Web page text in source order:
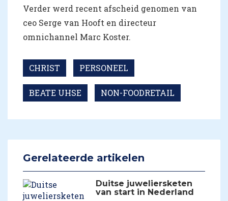
Verder werd recent afscheid genomen van
ceo Serge van Hooft en directeur
omnichannel Marc Koster.
CHRIST PERSONEEL
BEATE UHSE NON-FOODRETAIL
Gerelateerde artikelen
​Duitse juweliersketen
van start in Nederland